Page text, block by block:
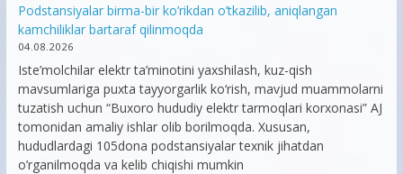
Podstansiyalar birma-bir ko’rikdan o’tkazilib, aniqlangan
kamchiliklar bartaraf qilinmoqda
04.08.2026
Iste’molchilar elektr ta’minotini yaxshilash, kuz-qish
mavsumlariga puxta tayyorgarlik ko‘rish, mavjud muammolarni
tuzatish uchun “Buxoro hududiy elektr tarmoqlari korxonasi” AJ
tomonidan amaliy ishlar olib borilmoqda. Xususan,
hududlardagi 105dona podstansiyalar texnik jihatdan
o’rganilmoqda va kelib chiqishi mumkin